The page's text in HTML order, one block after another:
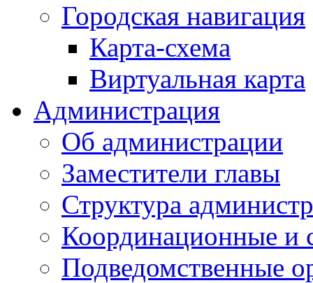
Городская навигация
Карта-схема
Виртуальная карта
Администрация
Об администрации
Заместители главы
Структура
Координационные и
Подведомственные